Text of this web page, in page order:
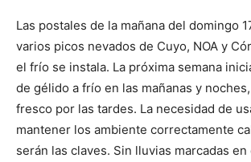
Las postales de la mañana del domingo
varios picos nevados de Cuyo, NOA y
el frío se instala. La próxima semana
de gélido a frío en las mañanas y
fresco por las tardes. La necesidad de
mantener los ambiente correctamente
serán las claves. Sin lluvias marcadas